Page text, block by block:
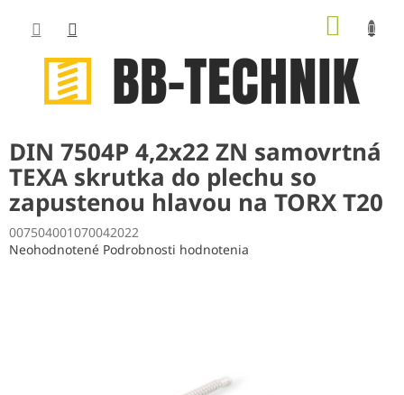
obsah
DIN 7504P 4,2x22 ZN samovrtná
TEXA skrutka do plechu so
zapustenou hlavou na TORX T20
007504001070042022
Priemerné
Neohodnotené Podrobnosti hodnotenia